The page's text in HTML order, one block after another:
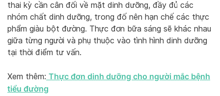
thai kỳ cần cân đối về mặt dinh dưỡng, đầy đủ các
nhóm chất dinh dưỡng, trong đố nên hạn chế các thực
phẩm giàu bột đường. Thực đơn bữa sáng sẽ khác nhau
giữa từng người và phụ thuộc vào tình hình dinh dưỡng
tại thời điểm tư vấn.
Xem thêm: Thực đơn dinh dưỡng cho người mắc bệnh
tiểu đường